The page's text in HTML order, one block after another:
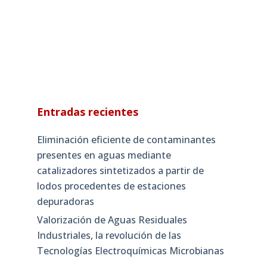
Entradas recientes
Eliminación eficiente de contaminantes
presentes en aguas mediante
catalizadores sintetizados a partir de
lodos procedentes de estaciones
depuradoras
Valorización de Aguas Residuales
Industriales, la revolución de las
Tecnologías Electroquímicas Microbianas